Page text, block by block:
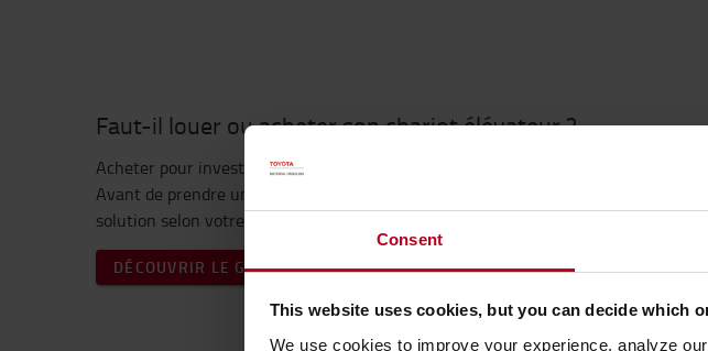
Consent
This website uses cookies, but you can decide which
We use cookies to improve your experience, analyze
Faut-il louer ou acheter son chariot élévateur ?
Acheter pour investir sur le long terme ou louer pour gagner en flexibilité ?
Avant de prendre une décision, découvrez les avantages et limites de chaque
solution selon votre activité et vos contraintes opérationnelles.
DÉCOUVRIR LE GUIDE